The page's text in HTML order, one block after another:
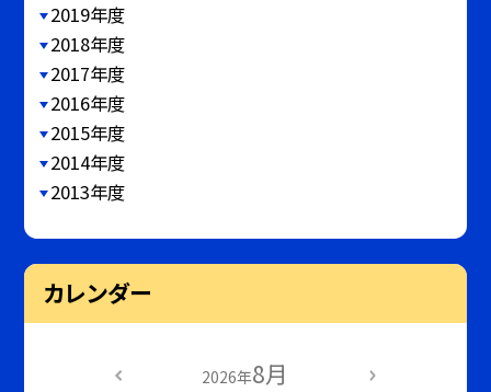
2019年度
2018年度
2017年度
2016年度
2015年度
2014年度
2013年度
カレンダー
2026年8月